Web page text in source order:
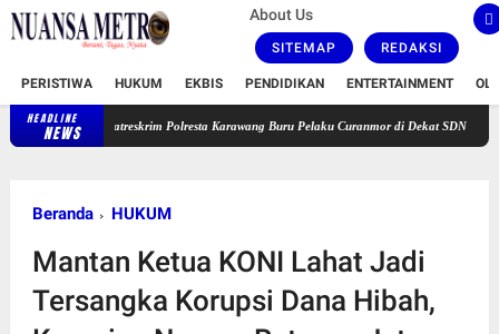
About Us
SITEMAP REDAKSI
PERISTIWA HUKUM EKBIS PENDIDIKAN ENTERTAINMENT
HEADLINE
NEWS
Satreskrim Polresta Karawang Buru Pelaku Curanmor di Dekat SDN Palumbonsari I,
Beranda HUKUM
Mantan Ketua KONI Lahat Jadi
Tersangka Korupsi Dana Hibah,